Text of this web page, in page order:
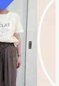
垢抜けプレミア
ナルカラー診断
ショッピン